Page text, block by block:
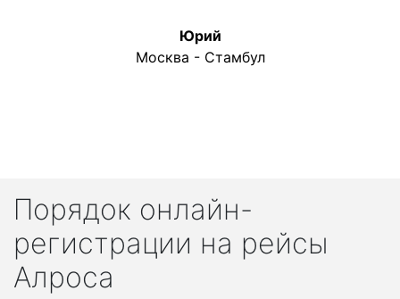
Юрий
Москва - Стамбул
Порядок онлайн-
регистрации на рейсы
Алроса